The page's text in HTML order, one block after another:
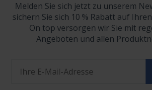
Melden Sie sich jetzt zu unserem
sichern Sie sich 10 % Rabatt auf
On top versorgen wir Sie mit
Angeboten und allen